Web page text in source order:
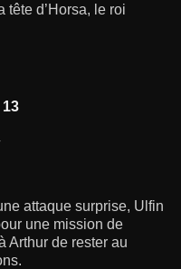
tête d’Horsa, le roi
attaque surprise, Ulfin
une mission de
Arthur de rester au